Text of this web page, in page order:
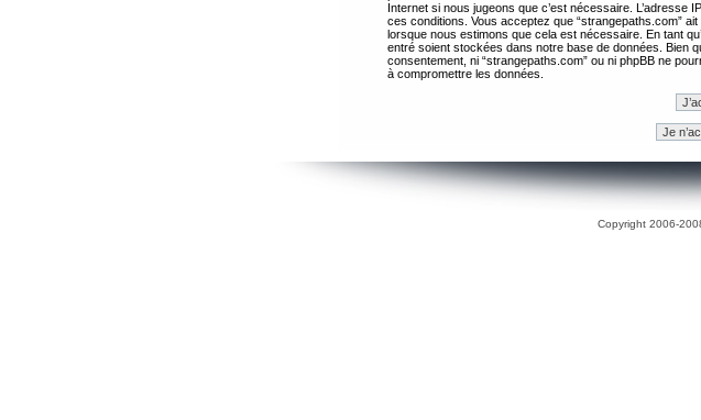
Internet si nous jugeons que c’est nécessaire.
ces conditions. Vous acceptez que “strangepaths.com”
lorsque nous estimons que cela est nécessaire. En tant
entré soient stockées dans notre base de données. Bien
consentement, ni “strangepaths.com” ou ni phpBB ne
à compromettre les données.
Copyright 2006-